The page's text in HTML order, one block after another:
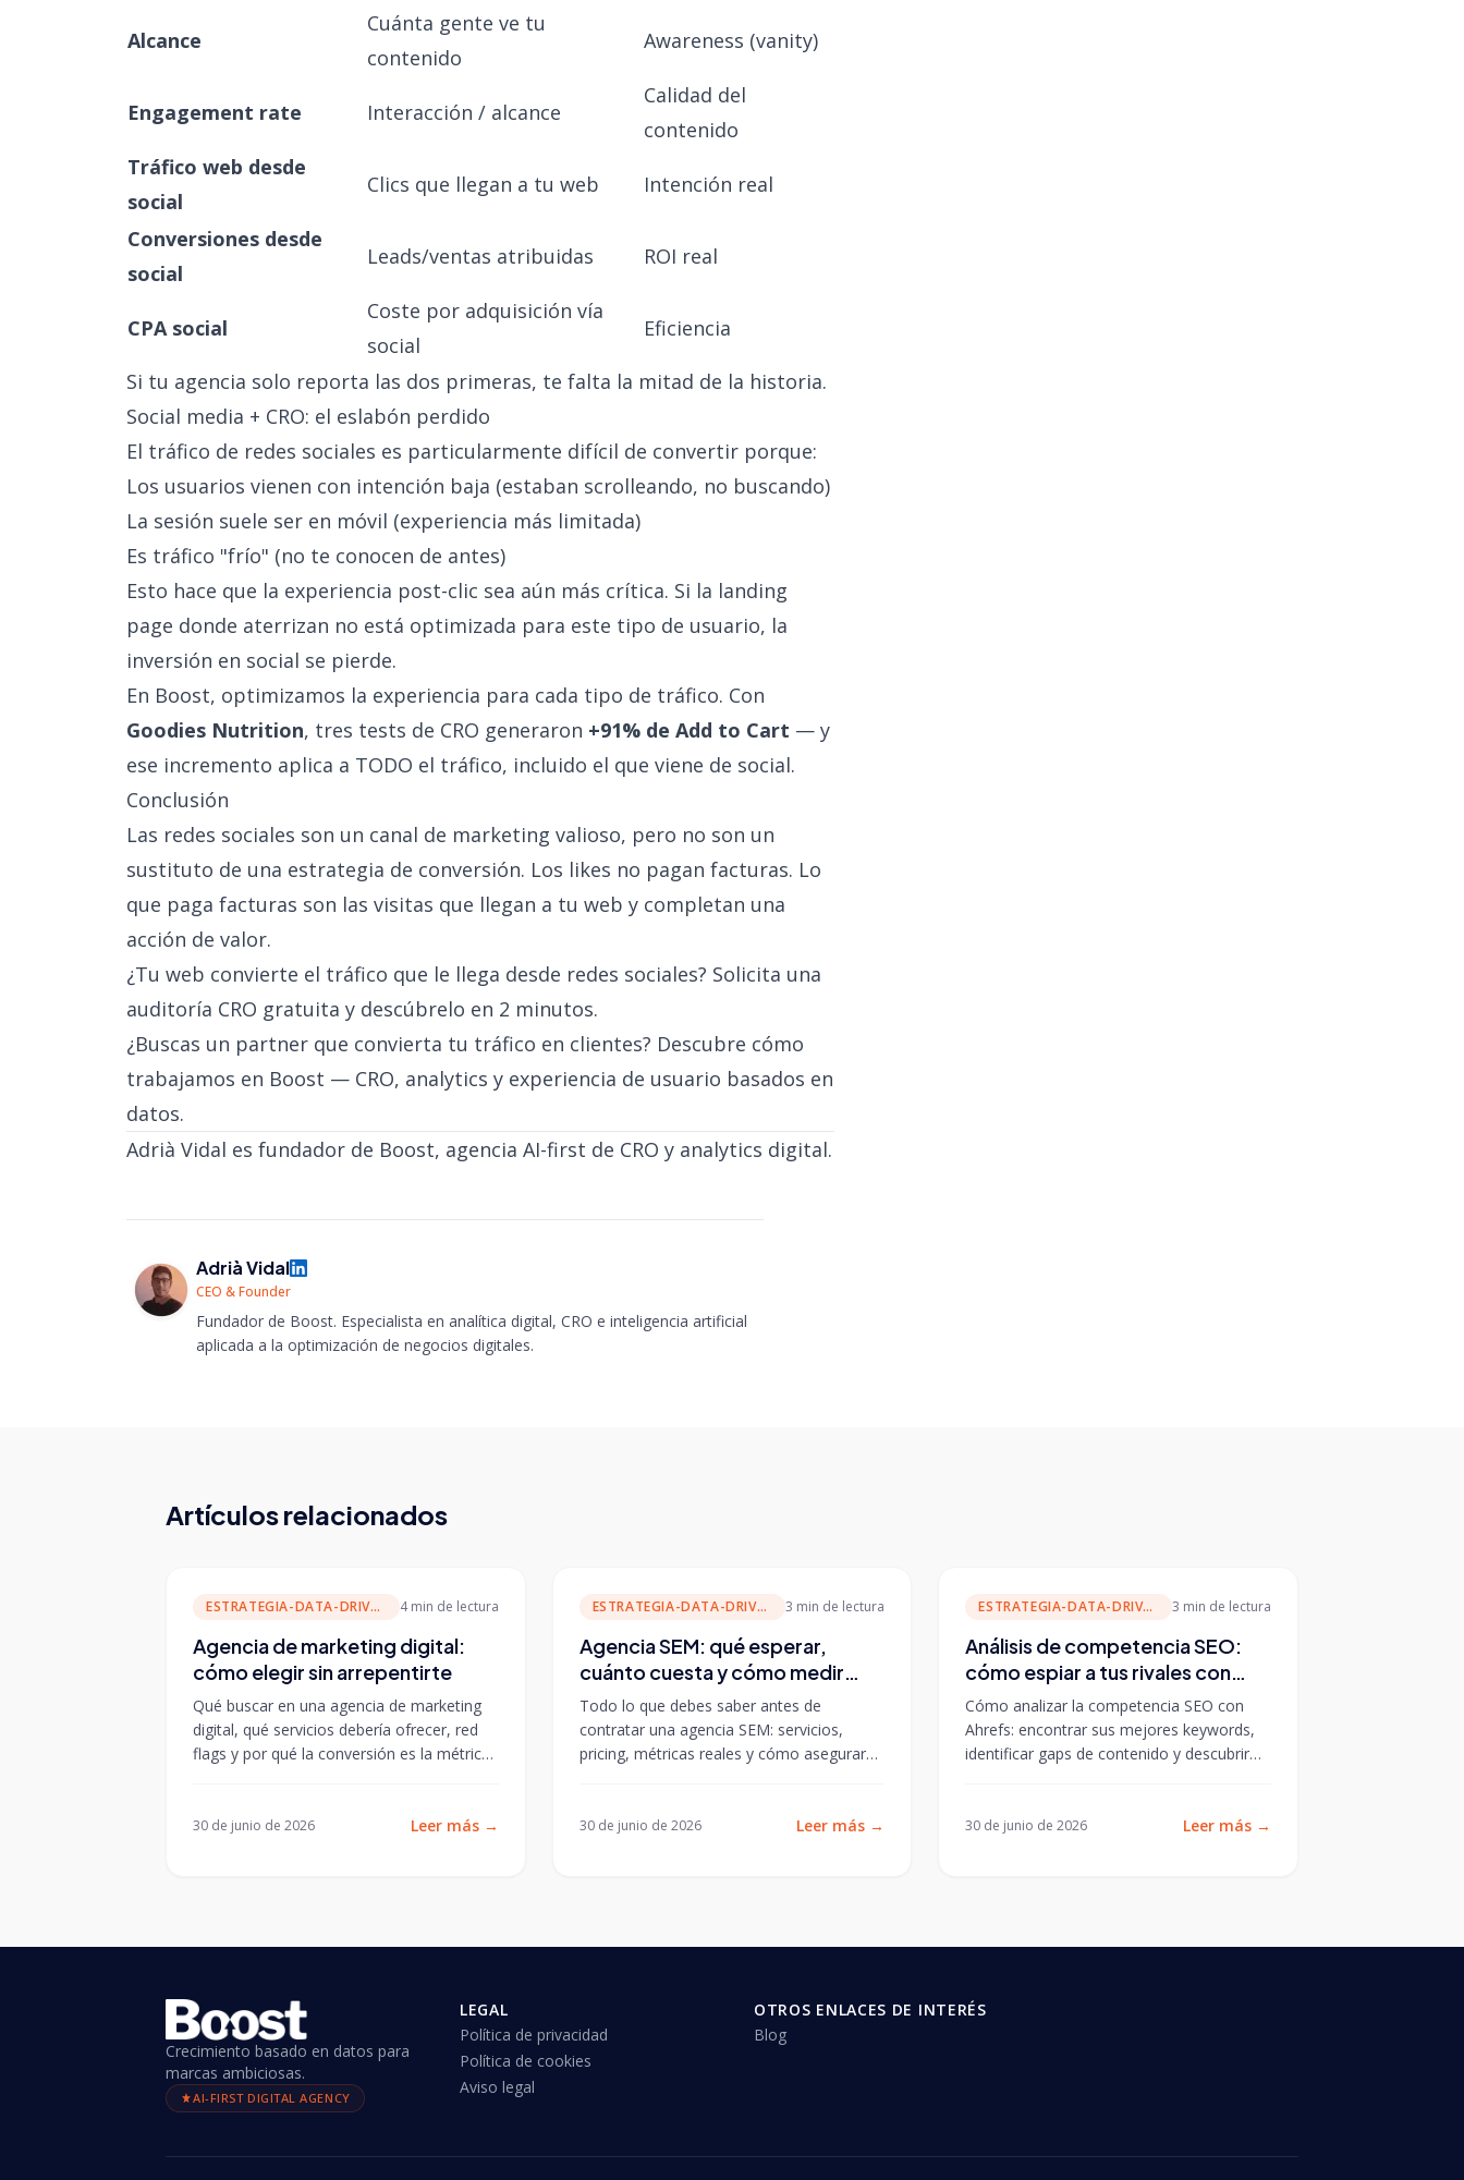
Alcance
Cuánta gente ve tu
contenido
Awareness (vanity)
Engagement rate Interacción / alcance
Calidad del
contenido
Tráfico web desde
social
Clics que llegan a tu web Intención real
Conversiones desde
social
Leads/ventas atribuidas ROI real
CPA social
Coste por adquisición vía
social
Eficiencia
Si tu agencia solo reporta las dos primeras, te falta la mitad de la historia.
Social media + CRO: el eslabón perdido
El tráfico de redes sociales es particularmente difícil de convertir porque:
Los usuarios vienen con intención baja (estaban scrolleando, no buscando)
La sesión suele ser en móvil (experiencia más limitada)
Es tráfico "frío" (no te conocen de antes)
Esto hace que la experiencia post-clic sea aún más crítica. Si la landing
page donde aterrizan no está optimizada para este tipo de usuario, la
inversión en social se pierde.
En Boost, optimizamos la experiencia para cada tipo de tráfico. Con
Goodies Nutrition, tres tests de CRO generaron +91% de Add to Cart — y
ese incremento aplica a TODO el tráfico, incluido el que viene de social.
Conclusión
Las redes sociales son un canal de marketing valioso, pero no son un
sustituto de una estrategia de conversión. Los likes no pagan facturas. Lo
que paga facturas son las visitas que llegan a tu web y completan una
acción de valor.
¿Tu web convierte el tráfico que le llega desde redes sociales? Solicita una
auditoría CRO gratuita y descúbrelo en 2 minutos.
¿Buscas un partner que convierta tu tráfico en clientes? Descubre cómo
trabajamos en Boost — CRO, analytics y experiencia de usuario basados en
datos.
Adrià Vidal es fundador de Boost, agencia AI-first de CRO y analytics digital.
Adrià Vidal
CEO & Founder
Fundador de Boost. Especialista en analítica digital, CRO e inteligencia artificial
aplicada a la optimización de negocios digitales.
Artículos relacionados
ESTRATEGIA-DATA-DRIVEN 4 min de lectura
Agencia de marketing digital:
cómo elegir sin arrepentirte
Qué buscar en una agencia de marketing
digital, qué servicios debería ofrecer, red
flags y por qué la conversión es la métrica
30 de junio de 2026 Leer más→
ESTRATEGIA-DATA-DRIVEN 3 min de lectura
Agencia SEM: qué esperar,
cuánto cuesta y cómo medir
resultados
Todo lo que debes saber antes de
contratar una agencia SEM: servicios,
pricing, métricas reales y cómo asegurar
30 de junio de 2026 Leer más →
ESTRATEGIA-DATA-DRIVEN 3 min de lectura
Análisis de competencia SEO:
cómo espiar a tus rivales con
datos
Cómo analizar la competencia SEO con
Ahrefs: encontrar sus mejores keywords,
identificar gaps de contenido y descubrir
30 de junio de 2026 Leer más→
Crecimiento basado en datos para
marcas ambiciosas.
AI-FIRST DIGITAL AGENCY
LEGAL
Política de privacidad
Política de cookies
Aviso legal
OTROS ENLACES DE INTERÉS
Blog